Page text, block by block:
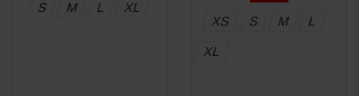
S M L XL
XS S M L
XL